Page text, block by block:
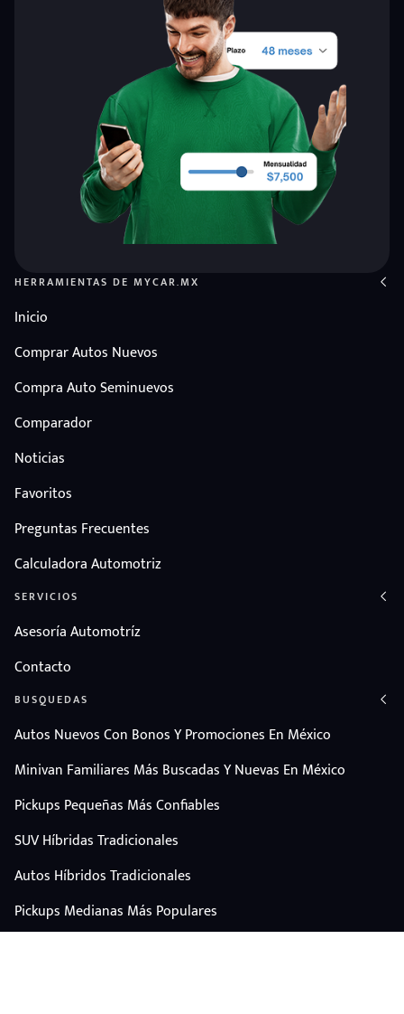
HERRAMIENTAS DE MYCAR.MX
Inicio
Comprar Autos Nuevos
Compra Auto Seminuevos
Comparador
Noticias
Favoritos
Preguntas Frecuentes
Calculadora Automotriz
SERVICIOS
Asesoría Automotríz
Contacto
BUSQUEDAS
Autos Nuevos Con Bonos Y Promociones En México
Minivan Familiares Más Buscadas Y Nuevas En México
Pickups Pequeñas Más Confiables
SUV Híbridas Tradicionales
Autos Híbridos Tradicionales
Pickups Medianas Más Populares